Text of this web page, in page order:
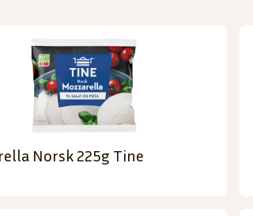
Norsk 225g Tine